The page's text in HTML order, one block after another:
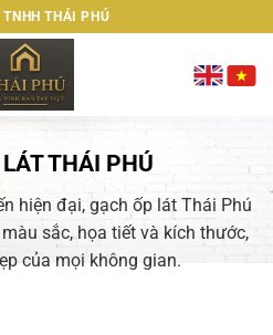
TNHH THÁI PHÚ
THÁI PHÚ
hiện đại, gạch ốp lát Thái Phú
sắc, họa tiết và kích thước,
của mọi không gian.